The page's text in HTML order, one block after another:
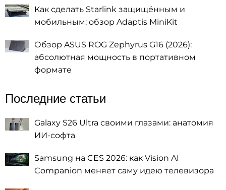
Как сделать Starlink защищённым и
мобильным: обзор Adaptis MiniKit
Обзор ASUS ROG Zephyrus G16 (2026):
абсолютная мощность в портативном
формате
Последние статьи
Galaxy S26 Ultra своими глазами: анатомия
ИИ-софта
Samsung на CES 2026: как Vision AI
Companion меняет саму идею телевизора